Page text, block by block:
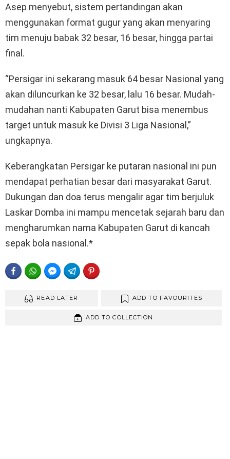
Asep menyebut, sistem pertandingan akan
menggunakan format gugur yang akan menyaring
tim menuju babak 32 besar, 16 besar, hingga partai
final.
“Persigar ini sekarang masuk 64 besar Nasional yang
akan diluncurkan ke 32 besar, lalu 16 besar. Mudah-
mudahan nanti Kabupaten Garut bisa menembus
target untuk masuk ke Divisi 3 Liga Nasional,”
ungkapnya.
Keberangkatan Persigar ke putaran nasional ini pun
mendapat perhatian besar dari masyarakat Garut.
Dukungan dan doa terus mengalir agar tim berjuluk
Laskar Domba ini mampu mencetak sejarah baru dan
mengharumkan nama Kabupaten Garut di kancah
sepak bola nasional.*
FACEBOOKWHATSAPPFACEBOOK MESSENGER
TELEGRAM
READ LATER ADD TO FAVOURITES
ADD TO COLLECTION